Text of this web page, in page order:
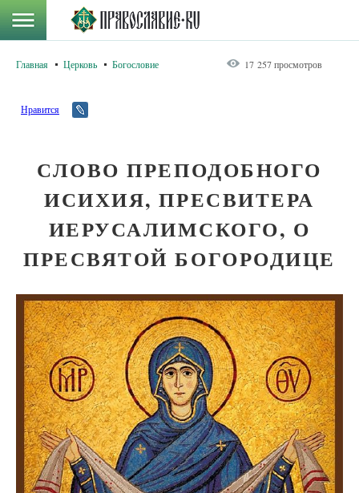
Главная Церковь Богословие 17 257 просмотров
Нравится
СЛОВО ПРЕПОДОБНОГО
ИСИХИЯ, ПРЕСВИТЕРА
ИЕРУСАЛИМСКОГО, О
ПРЕСВЯТОЙ БОГОРОДИЦЕ